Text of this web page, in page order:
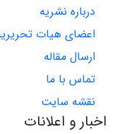
درباره نشریه
اعضای هیات
ارسال مقاله
تماس با ما
نقشه سایت
اخبار و اعلانات